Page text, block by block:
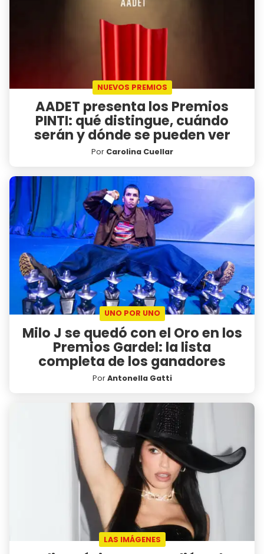
NUEVOS PREMIOS
AADET presenta los Premios
PINTI: qué distingue, cuándo
serán y dónde se pueden ver
Por Carolina Cuellar
UNO POR UNO
Milo J se quedó con el Oro en los
Premios Gardel: la lista
completa de los ganadores
PorAntonella Gatti
LAS IMÁGENES